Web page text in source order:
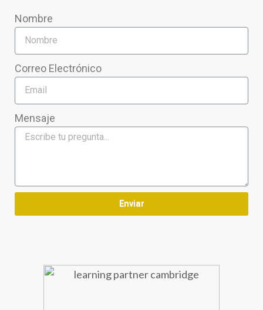
Nombre
Correo Electrónico
Mensaje
Enviar